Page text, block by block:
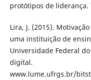
protótipos de liderança.
Lira, J. (2015).
uma instituição de
Universidade Federal
digital.
www.lume.ufrgs.br/